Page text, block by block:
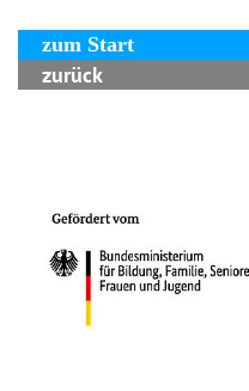
zum Start
zurück